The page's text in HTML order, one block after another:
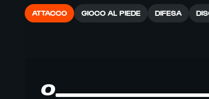
ATTACCO GIOCO AL PIEDE DIFESA
0